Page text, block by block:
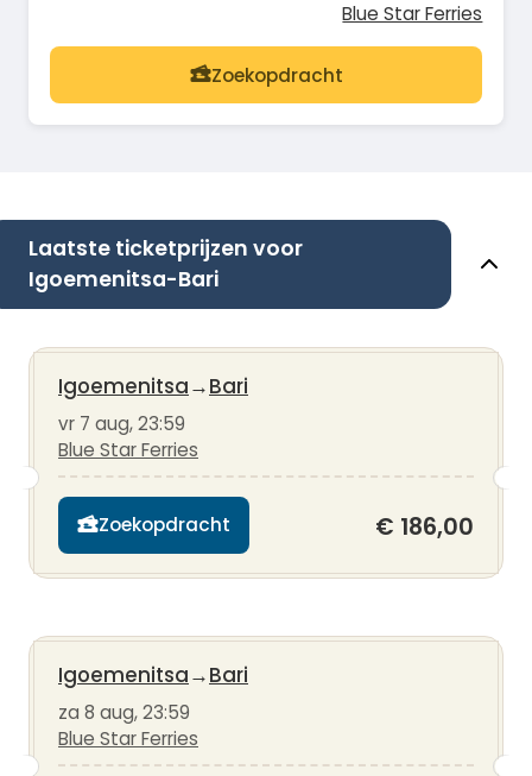
Blue Star Ferries
Zoekopdracht
Laatste ticketprijzen voor
Igoemenitsa-Bari
Igoemenitsa→Bari
vr 7 aug, 23:59
Blue Star Ferries
Zoekopdracht € 186,00
Igoemenitsa→Bari
za 8 aug, 23:59
Blue Star Ferries